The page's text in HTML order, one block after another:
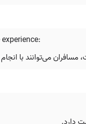
می‌توانند با